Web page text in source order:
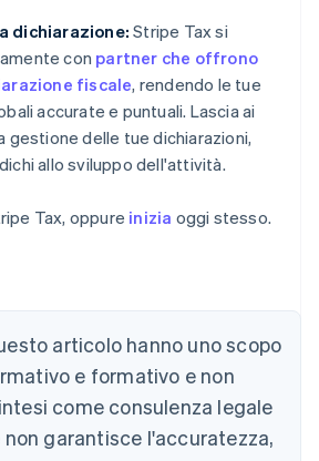
dichiarazione: Stripe Tax si
con partner che offrono
fiscale, rendendo le tue
accurate e puntuali. Lascia ai
gestione delle tue dichiarazioni,
allo sviluppo dell'attività.
Tax, oppure inizia oggi stesso.
articolo hanno uno scopo
e formativo e non
come consulenza legale
garantisce l'accuratezza,
DeutschEnglish